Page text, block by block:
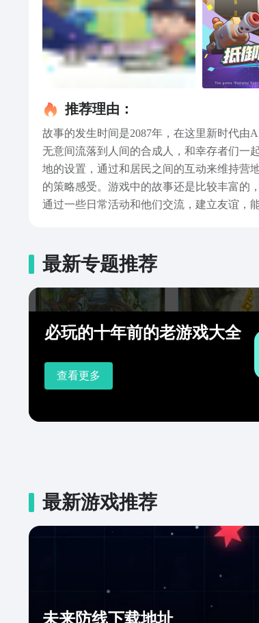
推荐理由：
故事的发生时间是2087年，在这里新时代由
无意间流落到人间的合成人，和幸存者们一
地的设置，通过和居民之间的互动来维持营
的策略感受。游戏中的故事还是比较丰富的
通过一些日常活动和他们交流，建立友谊，
最新专题推荐
必玩的十年前的老游戏大全
查看更多
最新游戏推荐
未来防线下载地址